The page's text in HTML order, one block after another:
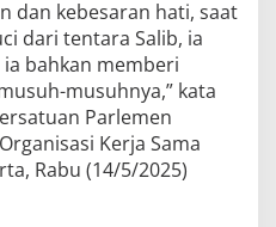
dan kebesaran hati, saat
dari tentara Salib, ia
bahkan memberi
musuhnya,” kata
Parlemen
Kerja Sama
Rabu (14/5/2025)